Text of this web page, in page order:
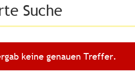
Suche
keine genauen Treffer.